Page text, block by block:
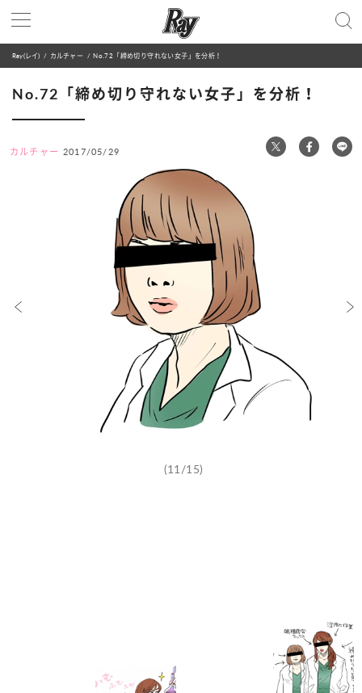
Ray(レイ) カルチャー No.72「締め切り守れない女子」を分析！
No.72「締め切り守れない女子」を分析！
カルチャー 2017/05/29
(11/15)